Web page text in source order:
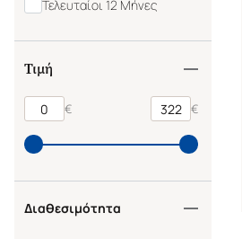
ΒΑΣΙΚΗ ΒΙΒΛΙΟΘΗΚΗ
ΒΙΒΛΙΑ ΓΙΑ ΠΑΙΔΙΑ ΚΑΙ
ΒΙΒΛΙΑ ΓΝΩΣΕΩΝ ΚΑΙ
ΔΡΑΣΤΗΡΙΟΤΗΤΩΝ
Τελευταίοι 12 Μήνες
Τιμή
€ €
Διαθεσιμότητα